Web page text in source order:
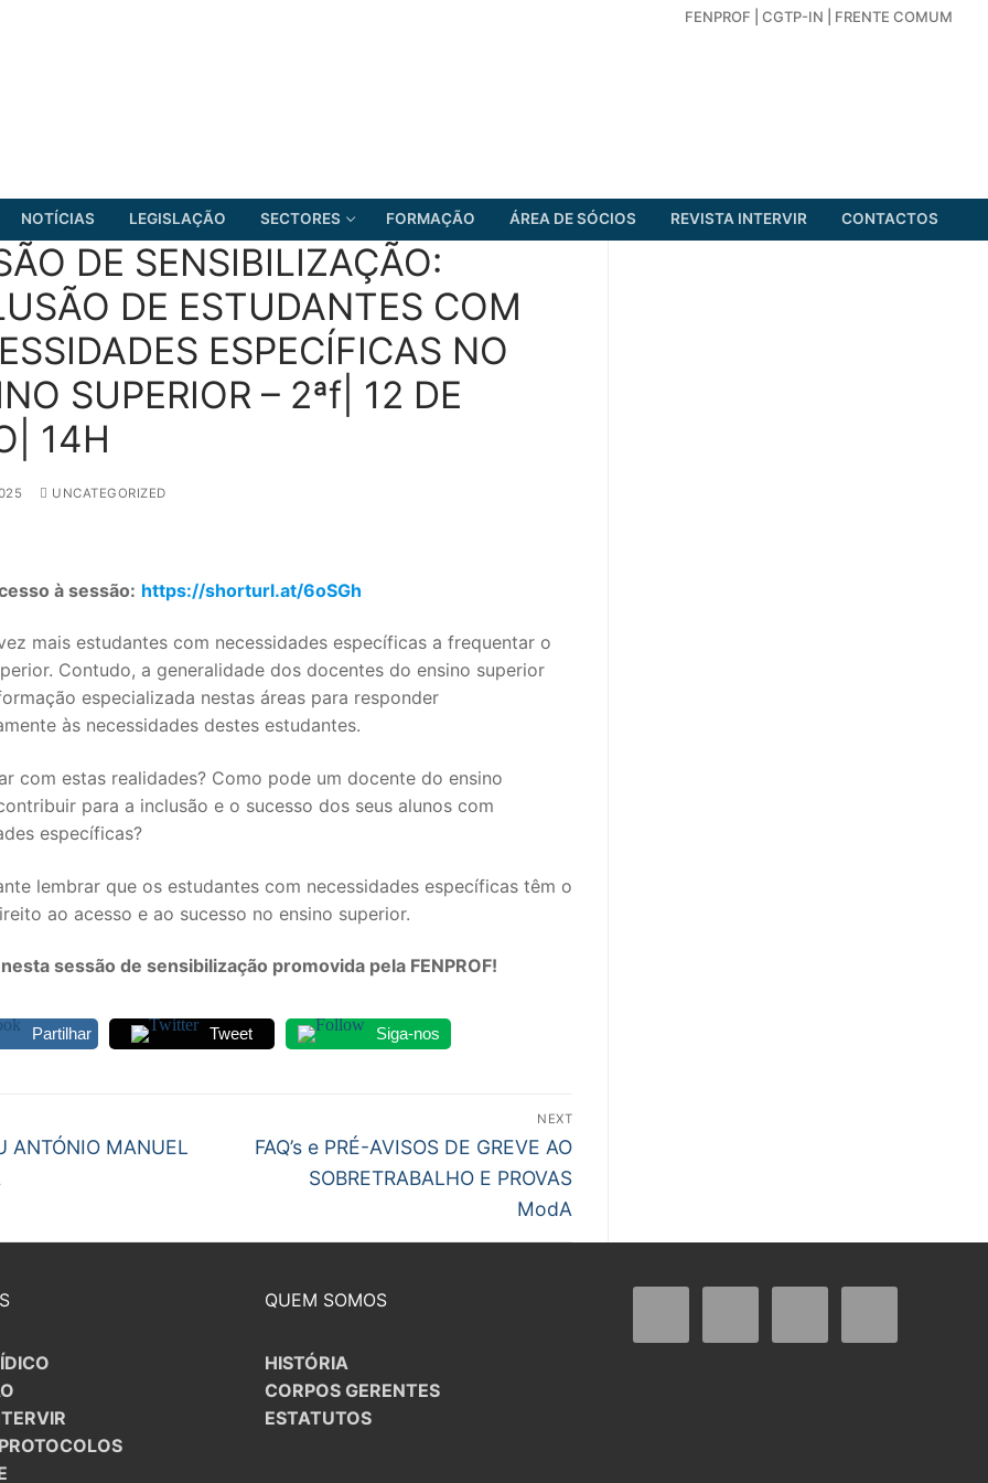
FENPROF CGTP-IN FRENTE COMUM
NOTÍCIAS LEGISLAÇÃO SECTORES FORMAÇÃO ÁREA DE SÓCIOS REVISTA INTERVIR CONTACTOS
FRENTE COMUM
CONTRATADOS
DE SENSIBILIZAÇÃO:
DE ESTUDANTES COM
ESPECÍFICAS NO
SUPERIOR – 2ªf| 12 DE
14H
UNCATEGORIZED
à sessão: https://shorturl.at/6oSGh
mais estudantes com necessidades específicas a frequentar o
Contudo, a generalidade dos docentes do ensino superior
especializada nestas áreas para responder
às necessidades destes estudantes.
com estas realidades? Como pode um docente do ensino
para a inclusão e o sucesso dos seus alunos com
específicas?
lembrar que os estudantes com necessidades específicas têm o
ao acesso e ao sucesso no ensino superior.
sessão de sensibilização promovida pela FENPROF!
Partilhar Tweet Siga-nos
ANTÓNIO MANUEL
NEXT
Next
FAQ’s e PRÉ-AVISOS DE GREVE AO
SOBRETRABALHO E PROVAS
ModA
QUEM SOMOS
HISTÓRIA
CORPOS GERENTES
ESTATUTOS